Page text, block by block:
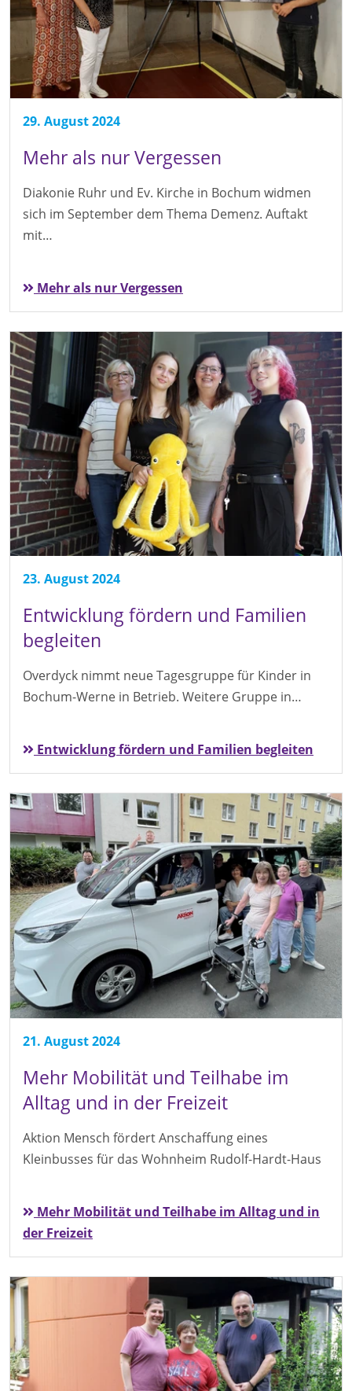
29. August 2024
Mehr als nur Vergessen
Diakonie Ruhr und Ev. Kirche in Bochum widmen
sich im September dem Thema Demenz. Auftakt
mit…
Mehr als nur Vergessen
23. August 2024
Entwicklung fördern und Familien
begleiten
Overdyck nimmt neue Tagesgruppe für Kinder in
Bochum-Werne in Betrieb. Weitere Gruppe in…
Entwicklung fördern und Familien begleiten
21. August 2024
Mehr Mobilität und Teilhabe im
Alltag und in der Freizeit
Aktion Mensch fördert Anschaffung eines
Kleinbusses für das Wohnheim Rudolf-Hardt-Haus
Mehr Mobilität und Teilhabe im Alltag und in
der Freizeit